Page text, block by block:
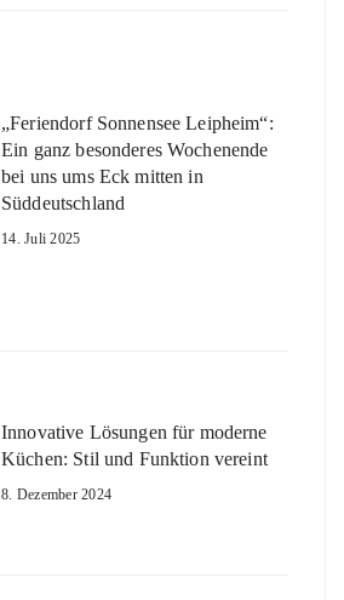
„Feriendorf Sonnensee Leipheim“:
Ein ganz besonderes Wochenende
bei uns ums Eck mitten in
Süddeutschland
14. Juli 2025
Innovative Lösungen für moderne
Küchen: Stil und Funktion vereint
8. Dezember 2024